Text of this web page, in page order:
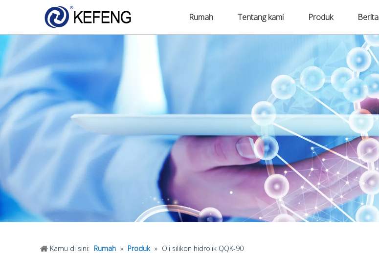
Rumah Tentang kami Produk Berita
Kamu di sini: Rumah » Produk » Oli silikon hidrolik QQK-90